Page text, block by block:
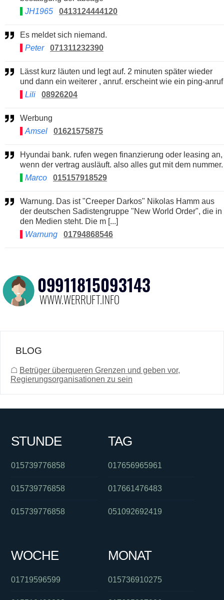
JH1965
0413124444120
Es meldet sich niemand.
Peter
071311232390
Lässt kurz läuten und legt auf. 2 minuten später wieder
und dann ein weiterer , anruf. erscheint wie ein ping-anruf
Lili
08926204
Werbung
Amsel
01621575875
Hyundai bank. rufen wegen finanzierung oder leasing an,
wenn der vertrag ausläuft. also alles gut mit dem nummer.
Marco
015157918529
Warnung. Das ist "Creeper Darkos" Nikolas Hamm aus
der deutschen Sadistengruppe "New World Order", die in
den Medien steht. Die m [...]
Warnung
01794868546
BLOG
☖ Betrüger überqueren Grenzen und geben vor,
Regierungsorganisationen zu sein
STUNDE
015739776858
015739776858
015739776858
TAG
017656965961
017661476483
051092692419
WOCHE
01719596599
MONAT
015736910275